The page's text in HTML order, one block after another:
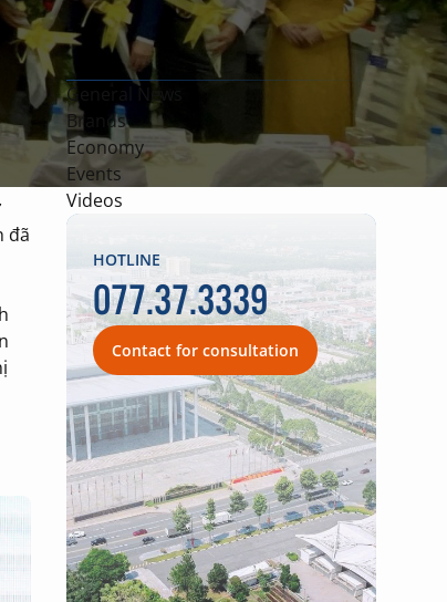
đã
General News
Brands
Economy
Events
Videos
HOTLINE
077.37.3339
Contact for consultation